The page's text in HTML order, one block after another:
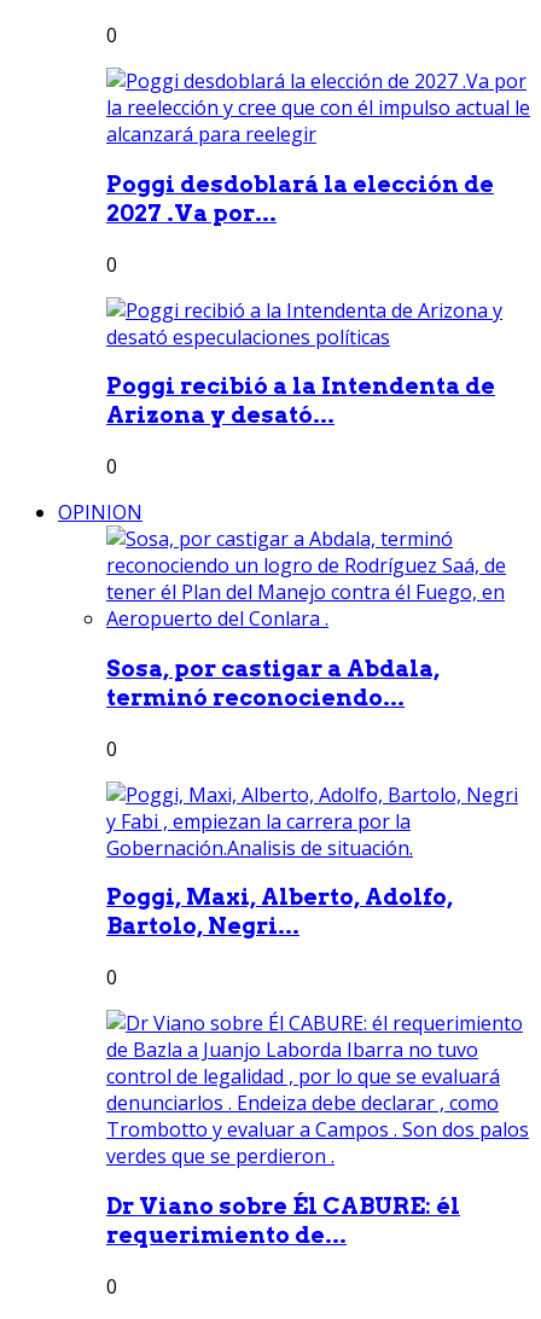
0
Poggi desdoblará la elección de
2027 .Va por...
0
Poggi recibió a la Intendenta de
Arizona y desató...
0
OPINION
Sosa, por castigar a Abdala,
terminó reconociendo...
0
Poggi, Maxi, Alberto, Adolfo,
Bartolo, Negri...
0
Dr Viano sobre Él CABURE: él
requerimiento de...
0